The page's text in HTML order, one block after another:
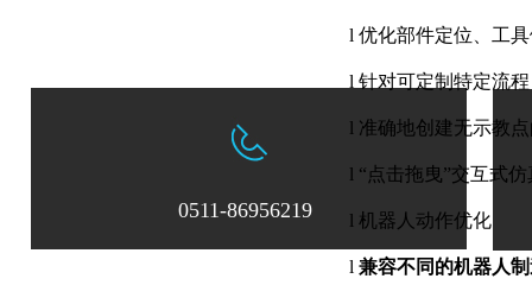
l 优化部件定位、工
l 针对可定制特定流
l 准确地创建无示教
l “ 点击拖曳”交互式仿
l 机器人动作优化
l 兼容不同的机器人
0511-86956219